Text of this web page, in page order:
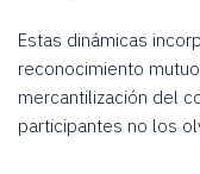
Estas dinámicas
reconocimiento
mercantilización del
participantes no los